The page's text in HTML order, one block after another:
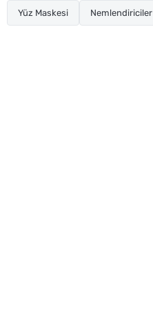
Yüz Maskesi Nemlendiriciler